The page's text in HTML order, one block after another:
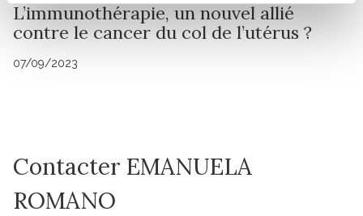
L’immunothérapie, un nouvel allié
contre le cancer du col de l’utérus ?
07/09/2023
Contacter EMANUELA
ROMANO